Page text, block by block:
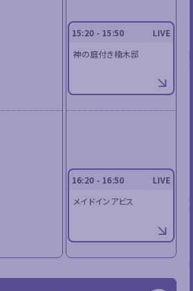
15:20 - 15:50
LIVE
神の庭付き楠木邸
16:20 - 16:50
LIVE
メイドインアビス